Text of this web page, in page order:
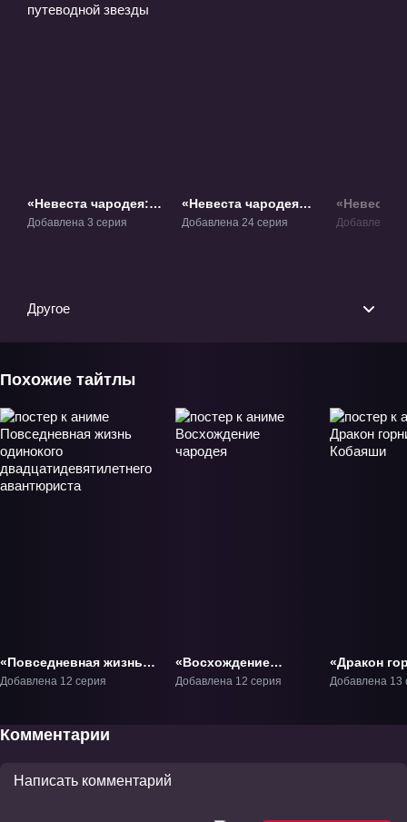
«Невеста чародея: В
ожидании
Добавлена 3 серия
«Невеста чародея»
ТВ-1
Добавлена 24 серия
«Невеста
ТВ-2.1
Добавлена
Другое
Похожие тайтлы
«Повседневная жизнь
одинокого
Добавлена 12 серия
«Восхождение
чародея» ТВ-1
Добавлена 12 серия
«Дракон
Кобаяши»
Добавлена 13
Комментарии